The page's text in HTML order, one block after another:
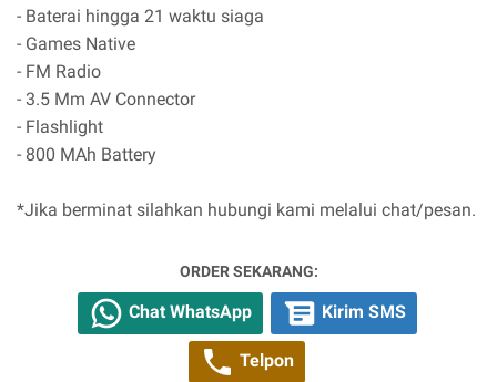
- Baterai hingga 21 waktu siaga
- Games Native
- FM Radio
- 3.5 Mm AV Connector
- Flashlight
- 800 MAh Battery
*Jika berminat silahkan hubungi kami melalui chat/pesan.
ORDER SEKARANG:
Chat WhatsApp Kirim SMS
Telpon